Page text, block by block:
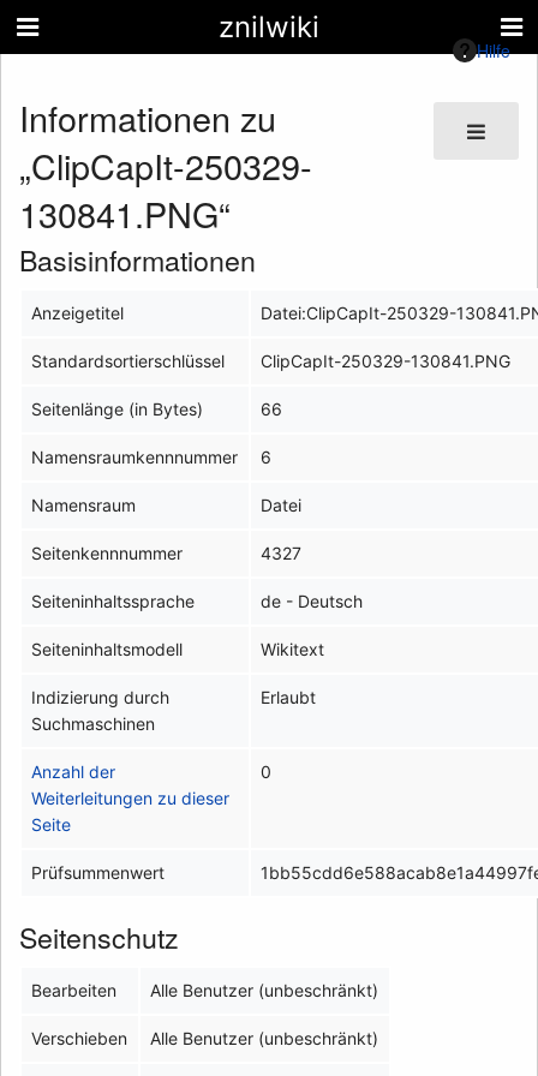
znilwiki
Hilfe
Informationen zu
„ClipCapIt-250329-
130841.PNG“
Basisinformationen
Anzeigetitel Datei:ClipCapIt-250329-
Standardsortierschlüssel ClipCapIt-250329-130841.PNG
Seitenlänge (in Bytes) 66
Namensraumkennnummer 6
Namensraum Datei
Seitenkennnummer 4327
Seiteninhaltssprache de - Deutsch
Seiteninhaltsmodell Wikitext
Indizierung durch
Suchmaschinen
Erlaubt
Anzahl der
Weiterleitungen zu dieser
Seite
0
Prüfsummenwert
Seitenschutz
Bearbeiten Alle Benutzer (unbeschränkt)
Verschieben Alle Benutzer (unbeschränkt)